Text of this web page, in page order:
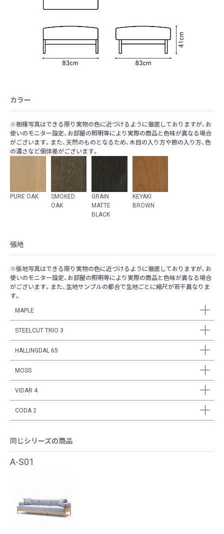
カラー
※樹種写真はできる限り実物の色に近づけるように徹底しておりますが、お
使いのモニター設定、お部屋の照明等により実際の商品と色味が異なる場合
がございます。また、天然のものとなるため、木目の入り方や節の入り方、色
の濃さなど個体差がございます。
PURE OAK
SMOKED
OAK
GRAIN
MATTE
BLACK
KEYAKI
BROWN
張地
※張地写真はできる限り実物の色に近づけるように徹底しておりますが、お
使いのモニター設定、お部屋の照明等により実際の商品と色味が異なる場合
がございます。また、生地サンプルの都合で生地ごとに縮尺が若干異なりま
す。
MAPLE
STEELCUT TRIO 3
HALLINGDAL 65
MOSS
VIDAR 4
CODA 2
同じシリーズの商品
A-S01